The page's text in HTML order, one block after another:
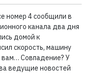
номер 4 сообщили в
канала два дня
домой к
скорость, машину
вам… Совпадение? У
ведущие новостей